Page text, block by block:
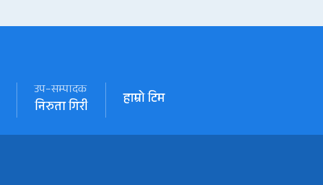
उप–सम्पादक
निरुता गिरी हाम्रो टिम